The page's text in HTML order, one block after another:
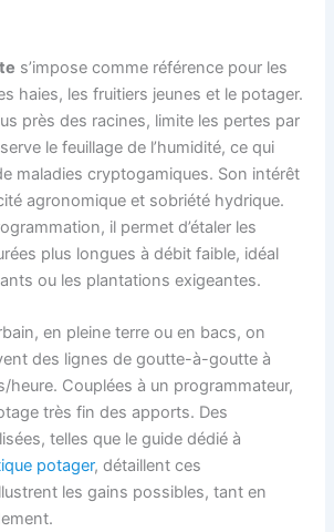
s’impose comme référence pour les
haies, les fruitiers jeunes et le potager.
près des racines, limite les pertes par
le feuillage de l’humidité, ce qui
maladies cryptogamiques. Son intérêt
agronomique et sobriété hydrique.
il permet d’étaler les
plus longues à débit faible, idéal
ou les plantations exigeantes.
en pleine terre ou en bacs, on
des lignes de goutte-à-goutte à
heure. Couplées à un programmateur,
très fin des apports. Des
telles que le guide dédié à
potager, détaillent ces
les gains possibles, tant en